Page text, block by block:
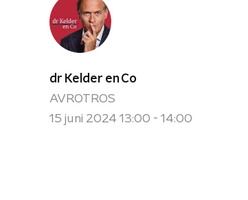
dr Kelder en Co
AVROTROS
15 juni 2024 13:00 - 14:00